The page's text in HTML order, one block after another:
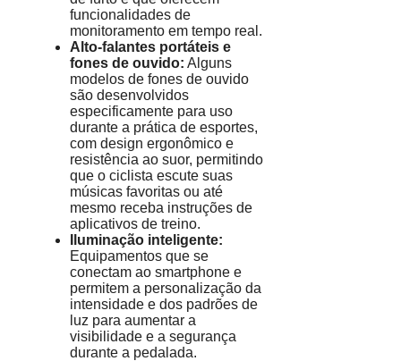
funcionalidades de
monitoramento em tempo real.
Alto-falantes portáteis e
fones de ouvido: Alguns
modelos de fones de ouvido
são desenvolvidos
especificamente para uso
durante a prática de esportes,
com design ergonômico e
resistência ao suor, permitindo
que o ciclista escute suas
músicas favoritas ou até
mesmo receba instruções de
aplicativos de treino.
Iluminação inteligente:
Equipamentos que se
conectam ao smartphone e
permitem a personalização da
intensidade e dos padrões de
luz para aumentar a
visibilidade e a segurança
durante a pedalada.